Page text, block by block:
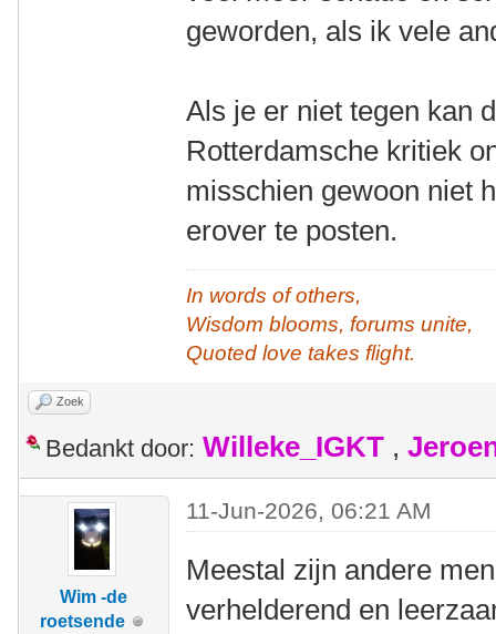
geworden, als ik vele
Als je er niet tegen kan
Rotterdamsche kritiek
misschien gewoon niet
erover te posten.
In words of others,
Wisdom blooms, forums unite,
Quoted love takes flight.
Zoek
Bedankt door: Willeke_IGKT ,
Wim -de
roetsende
11-Jun-2026, 06:21 AM
Meestal zijn andere
verhelderend en